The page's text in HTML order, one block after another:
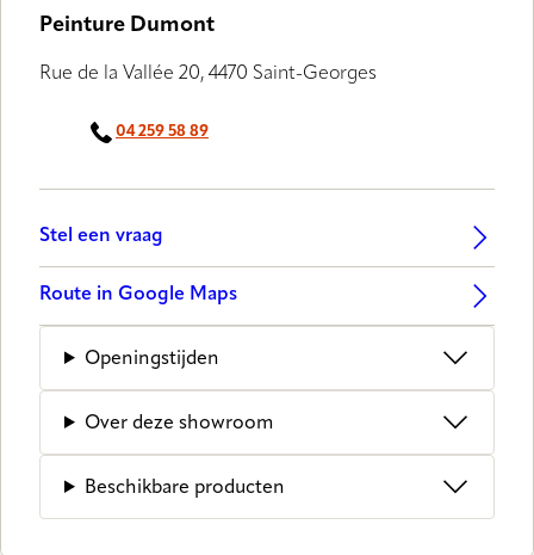
Peinture Dumont
Rue de la Vallée 20, 4470 Saint-Georges
04 259 58 89
Stel een vraag
Route in Google Maps
Openingstijden
Over deze showroom
Beschikbare producten